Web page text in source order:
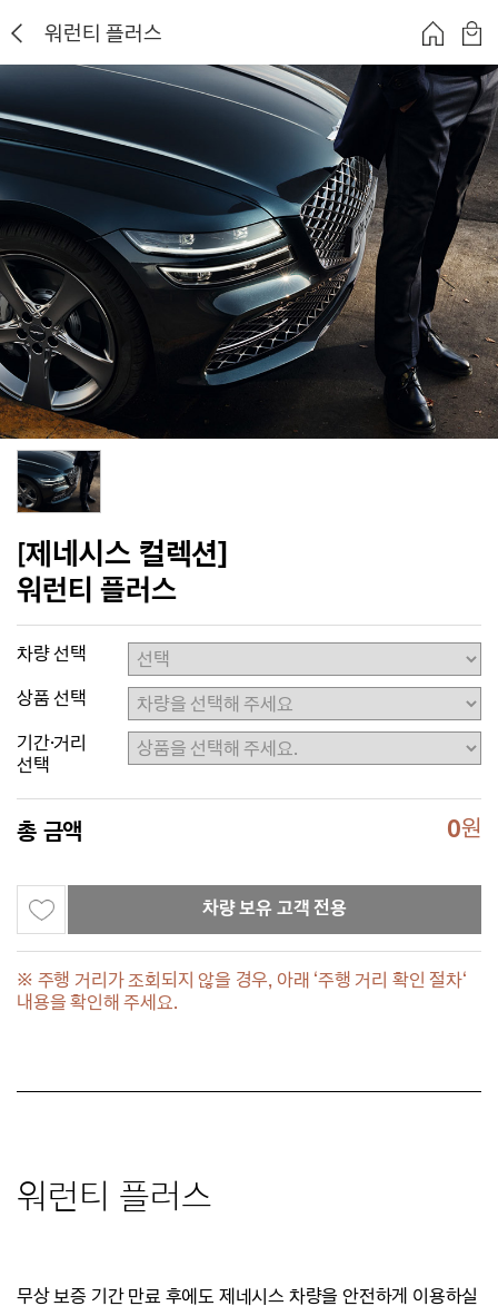
워런티 플러스
[제네시스 컬렉션]
워런티 플러스
차량 선택
상품 선택
기간·거리
선택
총 금액 0원
차량 보유 고객 전용
※ 주행 거리가 조회되지 않을 경우, 아래 ‘주행 거리 확인 절차‘
내용을 확인해 주세요.
워런티 플러스
무상 보증 기간 만료 후에도 제네시스 차량을 안전하게 이용하실